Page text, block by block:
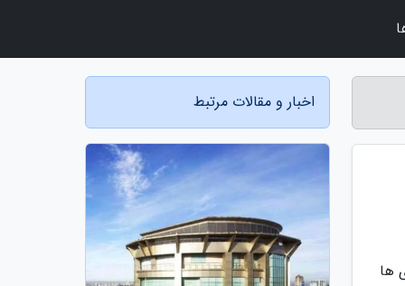
ها
اخبار و مقالات مرتبط